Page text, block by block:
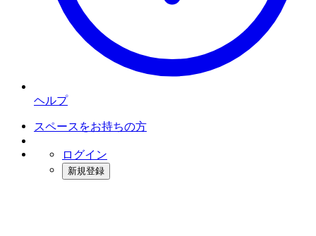
ヘルプ
スペースをお持ちの方
ログイン
新規登録